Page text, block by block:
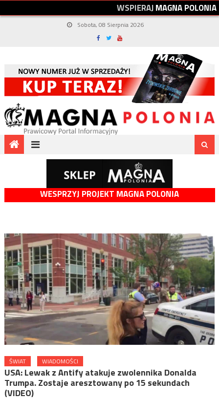
WSPIERAJMAGNAPOLONIA
Sobota, 08 Sierpnia 2026
WESPRZYJ PROJEKT MAGNA POLONIA
ŚWIAT WIADOMOŚCI
USA: Lewak z Antify atakuje zwolennika Donalda
Trumpa. Zostaje aresztowany po 15 sekundach
(VIDEO)